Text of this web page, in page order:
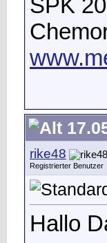
rike48
Registrierter Benutzer
Hallo